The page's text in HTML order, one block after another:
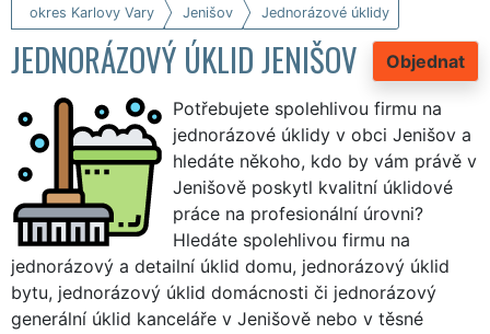
okres Karlovy Vary Jenišov Jednorázové úklidy
Objednat
JEDNORÁZOVÝ ÚKLID JENIŠOV
Potřebujete spolehlivou firmu na
jednorázové úklidy v obci Jenišov a
hledáte někoho, kdo by vám právě v
Jenišově poskytl kvalitní úklidové
práce na profesionální úrovni?
Hledáte spolehlivou firmu na
jednorázový a detailní úklid domu, jednorázový úklid
bytu, jednorázový úklid domácnosti či jednorázový
generální úklid kanceláře v Jenišově nebo v těsné